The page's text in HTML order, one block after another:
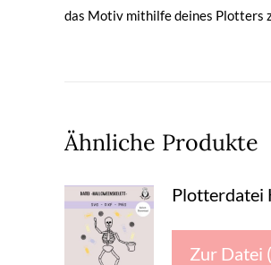
das Motiv mithilfe deines Plotters
Ähnliche Produkte
Plotterdatei
Zur Datei